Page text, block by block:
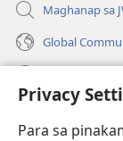
Privacy
Para sa
Maghanap sa
Global
(may